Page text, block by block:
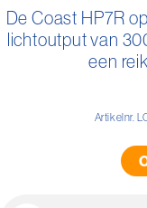
het
begin
De Coast HP7R
lichtoutput van
een
Artikelnr.